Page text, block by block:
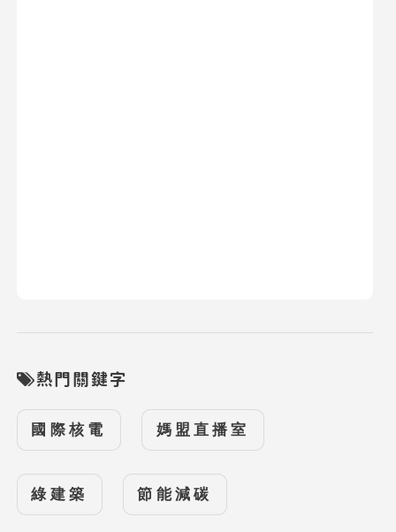
熱門關鍵字
國際核電 媽盟直播室
綠建築 節能減碳